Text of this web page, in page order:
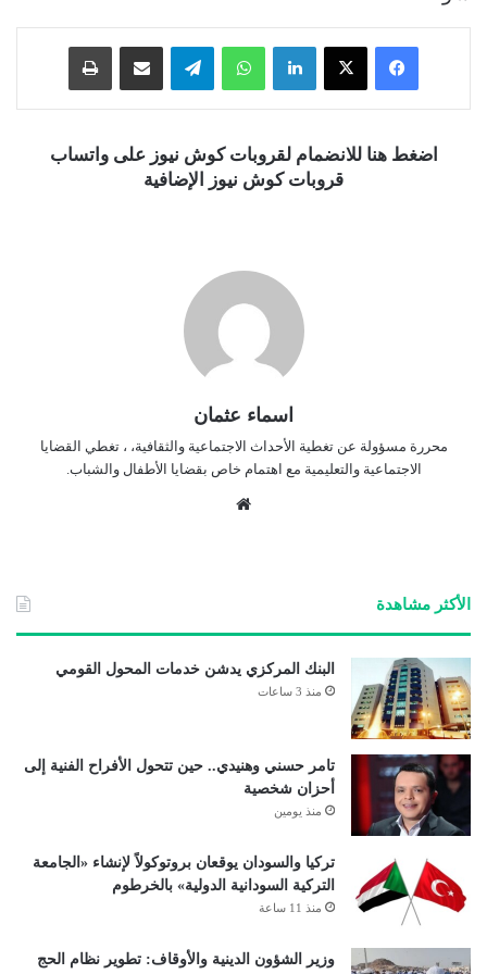
فيسبوك ‫X لينكدإن واتساب تيلقرام
اضغط هنا للانضمام لقروبات كوش نيوز على واتساب
قروبات كوش نيوز الإضافية
اسماء عثمان
محررة مسؤولة عن تغطية الأحداث الاجتماعية والثقافية، ، تغطي القضايا
الاجتماعية والتعليمية مع اهتمام خاص بقضايا الأطفال والشباب.
الأكثر مشاهدة
البنك المركزي يدشن خدمات المحول القومي
منذ 3 ساعات
تامر حسني وهنيدي.. حين تتحول الأفراح الفنية إلى
أحزان شخصية
منذ يومين
تركيا والسودان يوقعان بروتوكولاً لإنشاء «الجامعة
التركية السودانية الدولية» بالخرطوم
منذ 11 ساعة
وزير الشؤون الدينية والأوقاف: تطوير نظام الحج